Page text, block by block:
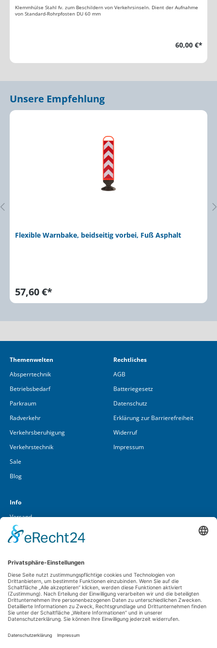
Klemmhülse Stahl fv. zum Beschildern von Verkehrsinseln. Dient der Aufnahme
von Standard-Rohrpfosten DU 60 mm
60,00 €*
Unsere Empfehlung
Produktgalerie überspringen
Flexible Warnbake, beidseitig vorbei, Fuß Asphalt
57,60 €*
Themenwelten
Absperrtechnik
Betriebsbedarf
Parkraum
Radverkehr
Verkehrsberuhigung
Verkehrstechnik
Sale
Blog
Rechtliches
AGB
Batteriegesetz
Datenschutz
Erklärung zur Barrierefreiheit
Widerruf
Impressum
Info
Versand
Über uns
Cookieeinstellungen